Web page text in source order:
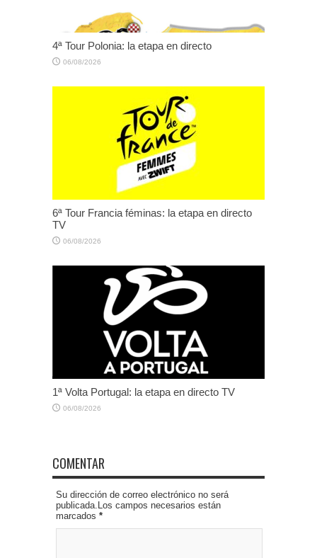
4ª Tour Polonia: la etapa en directo
06/08/2026
6ª Tour Francia féminas: la etapa en directo
TV
06/08/2026
1ª Volta Portugal: la etapa en directo TV
06/08/2026
COMENTAR
Su dirección de correo electrónico no será
publicada.Los campos necesarios están
marcados *